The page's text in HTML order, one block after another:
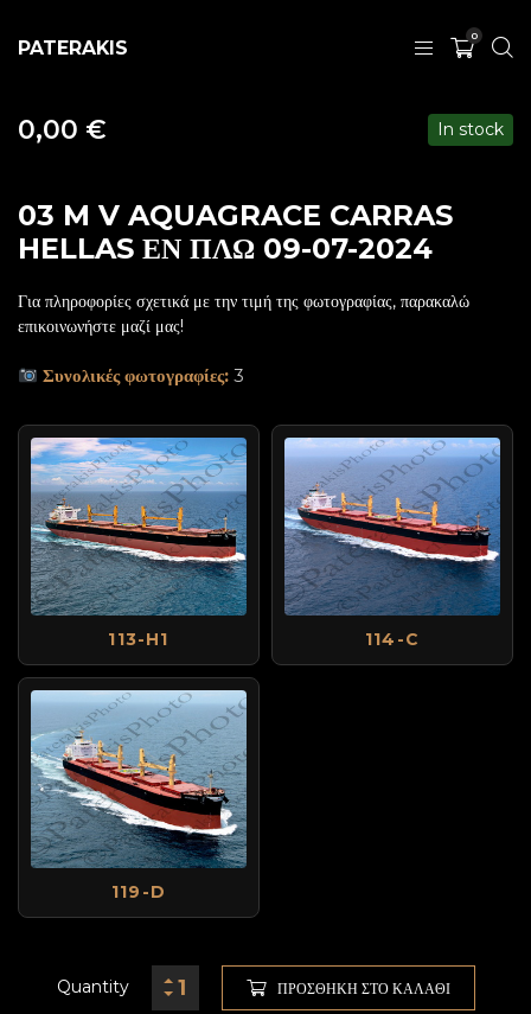
PATERAKIS
0
03 M V AQUAGRACE CARRAS
HELLAS ΕΝ ΠΛΩ 09-07-2024
0,00 € In stock
Για πληροφορίες σχετικά με την τιμή της φωτογραφίας, παρακαλώ
επικοινωνήστε μαζί μας!
Quantity ΠΡΟΣΘΉΚΗ ΣΤΟ ΚΑΛΆΘΙ
Συνολικές φωτογραφίες: 3
113-H1 114-C
119-D